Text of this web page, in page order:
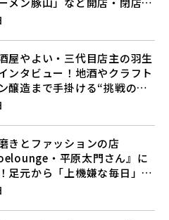
キングでご紹介♪
屋やよい・三代目店主の羽生
ンタビュー！地酒やクラフト
醸造まで手掛ける“挑戦の歴
きとファッションの店
・平原太門さん』に
足元から「上機嫌な毎日」を
案とは？